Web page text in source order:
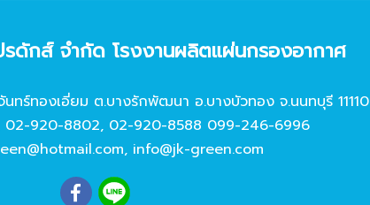
รดักส์ จํากัด โรงงานผลิตแผ่นกรองอากาศ
ทร์ทองเอี่ยม ต.บางรักพัฒนา อ.บางบัวทอง จ.นนทบุรี 11110
02-920-8802, 02-920-8588 099-246-6996
, info@jk-green.com